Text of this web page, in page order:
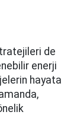
de
enerji
hayata